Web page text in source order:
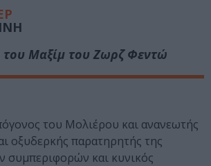
Μαξίμ του Ζωρζ Φεντώ
του Μολιέρου και ανανεωτής
οξυδερκής παρατηρητής της
συμπεριφορών και κυνικός